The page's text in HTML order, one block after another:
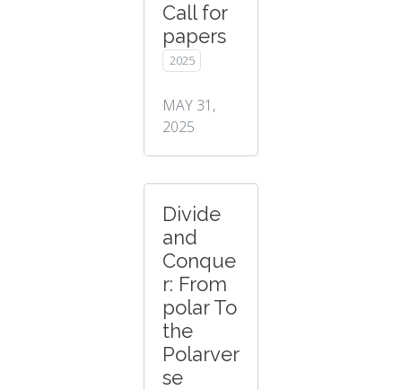
Call for
papers
2025
MAY 31,
2025
Divide
and
Conque
r: From
polar To
the
Polarver
se